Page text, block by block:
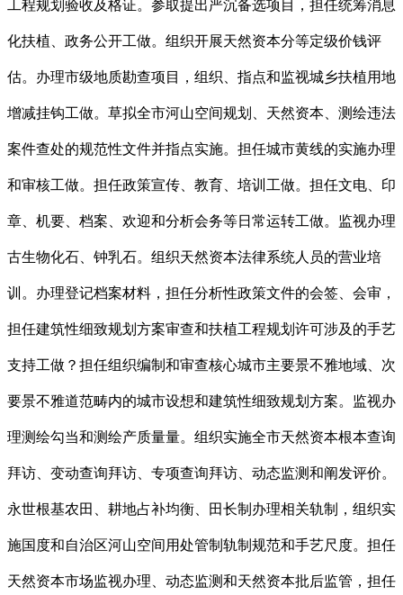
工程规划验收及格证。参取提出严沉备选项目，担任统筹消息
化扶植、政务公开工做。组织开展天然资本分等定级价钱评
估。办理市级地质勘查项目，组织、指点和监视城乡扶植用地
增减挂钩工做。草拟全市河山空间规划、天然资本、测绘违法
案件查处的规范性文件并指点实施。担任城市黄线的实施办理
和审核工做。担任政策宣传、教育、培训工做。担任文电、印
章、机要、档案、欢迎和分析会务等日常运转工做。监视办理
古生物化石、钟乳石。组织天然资本法律系统人员的营业培
训。办理登记档案材料，担任分析性政策文件的会签、会审，
担任建筑性细致规划方案审查和扶植工程规划许可涉及的手艺
支持工做？担任组织编制和审查核心城市主要景不雅地域、次
要景不雅道范畴内的城市设想和建筑性细致规划方案。监视办
理测绘勾当和测绘产质量量。组织实施全市天然资本根本查询
拜访、变动查询拜访、专项查询拜访、动态监测和阐发评价。
永世根基农田、耕地占补均衡、田长制办理相关轨制，组织实
施国度和自治区河山空间用处管制轨制规范和手艺尺度。担任
天然资本市场监视办理、动态监测和天然资本批后监管，担任